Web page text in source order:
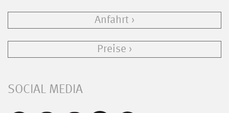
Anfahrt
Preise
SOCIAL MEDIA